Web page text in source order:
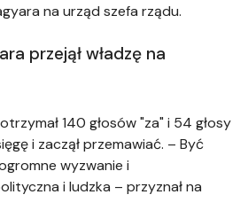
na urząd szefa rządu.
przejął władzę na
140 głosów "za" i 54 głosy
i zaczął przemawiać. – Być
wyzwanie i
i ludzka – przyznał na